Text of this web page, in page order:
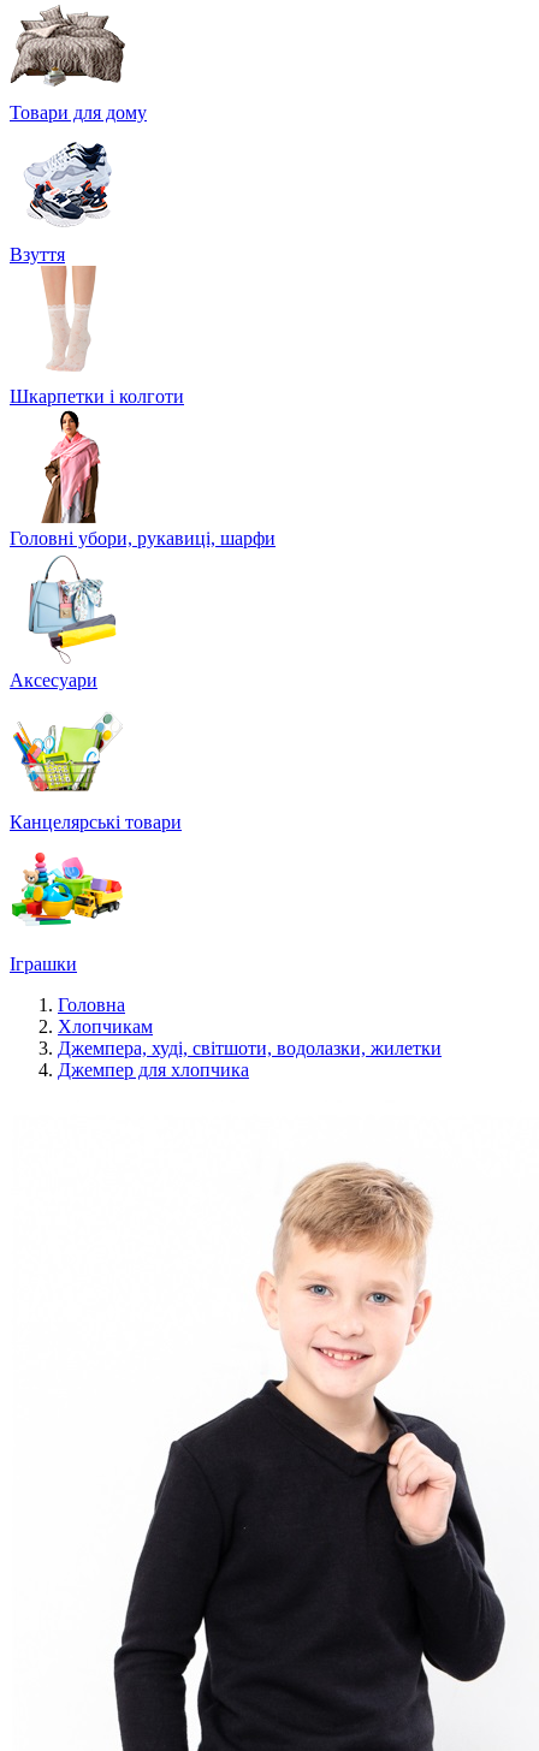
Товари для дому
Взуття
Шкарпетки і колготи
Головні убори, рукавиці, шарфи
Аксесуари
Канцелярські товари
Іграшки
Головна
Хлопчикам
Джемпера, худі, світшоти, водолазки, жилетки
Джемпер для хлопчика